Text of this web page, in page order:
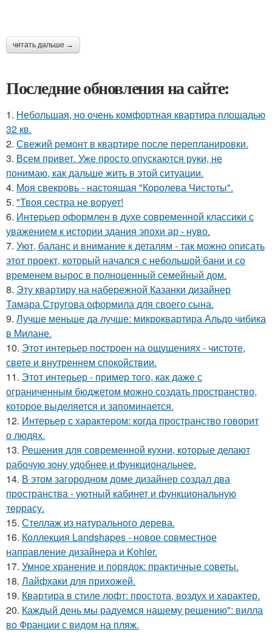
читать дальше →
Последние обновления на сайте:
1. Небольшая, но очень комфортная квартира площадью
32 кв.
2. Свежий ремонт в квартире после перепланировки.
3. Всем привет. Уже просто опускаются руки, не
понимаю, как дальше жить в этой ситуации.
4. Моя свекровь - настоящая "Королева Чистоты".
5. "Твоя сестра не ворует!
6. Интерьер оформлен в духе современной классики с
уважением к истории здания эпохи ар - нуво.
7. Уют, баланс и внимание к деталям - так можно описать
этот проект, который начался с небольшой бани и со
временем вырос в полноценный семейный дом.
8. Эту квартиру на набережной Казанки дизайнер
Тамара Стругова оформила для своего сына.
9. Лучше меньше да лучше: микроквартира Альдо чибика
в Милане.
10. Этот интерьер построен на ощущениях - чистоте,
свете и внутреннем спокойствии.
11. Этот интерьер - пример того, как даже с
ограниченным бюджетом можно создать пространство,
которое выделяется и запоминается.
12. Интерьер с характером: когда пространство говорит
о людях.
13. Решения для современной кухни, которые делают
рабочую зону удобнее и функциональнее.
14. В этом загородном доме дизайнер создал два
пространства - уютный кабинет и функциональную
террасу.
15. Стеллаж из натурального дерева.
16. Коллекция Landshapes - новое совместное
направление дизайнера и Kohler.
17. Умное хранение и порядок: практичные советы.
18. Лайфхаки для прихожей.
19. Квартира в стиле лофт: простота, воздух и характер.
20. Каждый день мы радуемся нашему решению": вилла
во Франции с видом на пляж.